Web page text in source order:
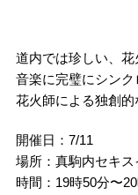
道内では珍しい、花
音楽に完璧にシン
花火師による独創的
開催日：7/11
場所：真駒内セキ
時間：19時50分〜